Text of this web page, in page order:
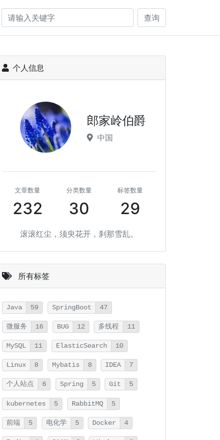
查询
个人信息
郎家岭伯爵
中国
文章数量
232
分类数量
30
标签数量
29
滚滚红尘，须臾花开，刹那雪乱。
所有标签
Java 59 SpringBoot 47
微服务 16 BUG 12 多线程 11
MySQL 11 ElasticSearch 10
Linux 8 Mybatis 8 IDEA 7
个人站点 6 Spring 5 Git 5
kubernetes 5 RabbitMQ 5
前端 5 电化学 5 Docker 4